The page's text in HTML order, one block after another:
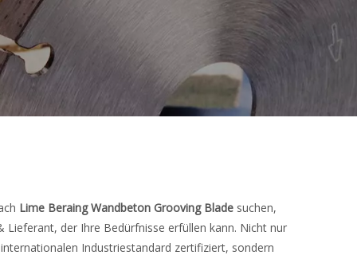
Lime Beraing Wandbeton Grooving Blade suchen,
der Ihre Bedürfnisse erfüllen kann. Nicht nur
Industriestandard zertifiziert, sondern